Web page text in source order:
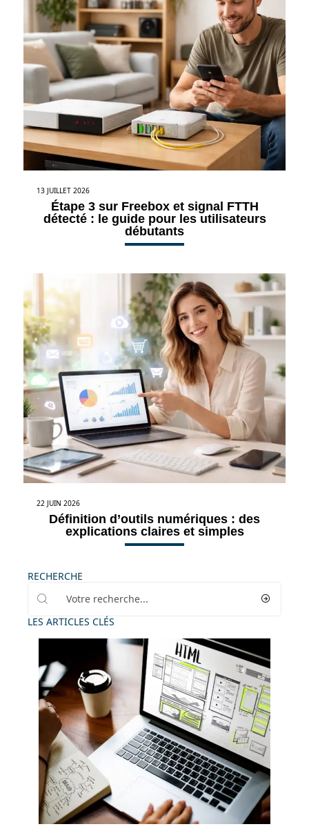
13 JUILLET 2026
Étape 3 sur Freebox et signal FTTH
détecté : le guide pour les utilisateurs
débutants
22 JUIN 2026
Définition d’outils numériques : des
explications claires et simples
RECHERCHE
LES ARTICLES CLÉS